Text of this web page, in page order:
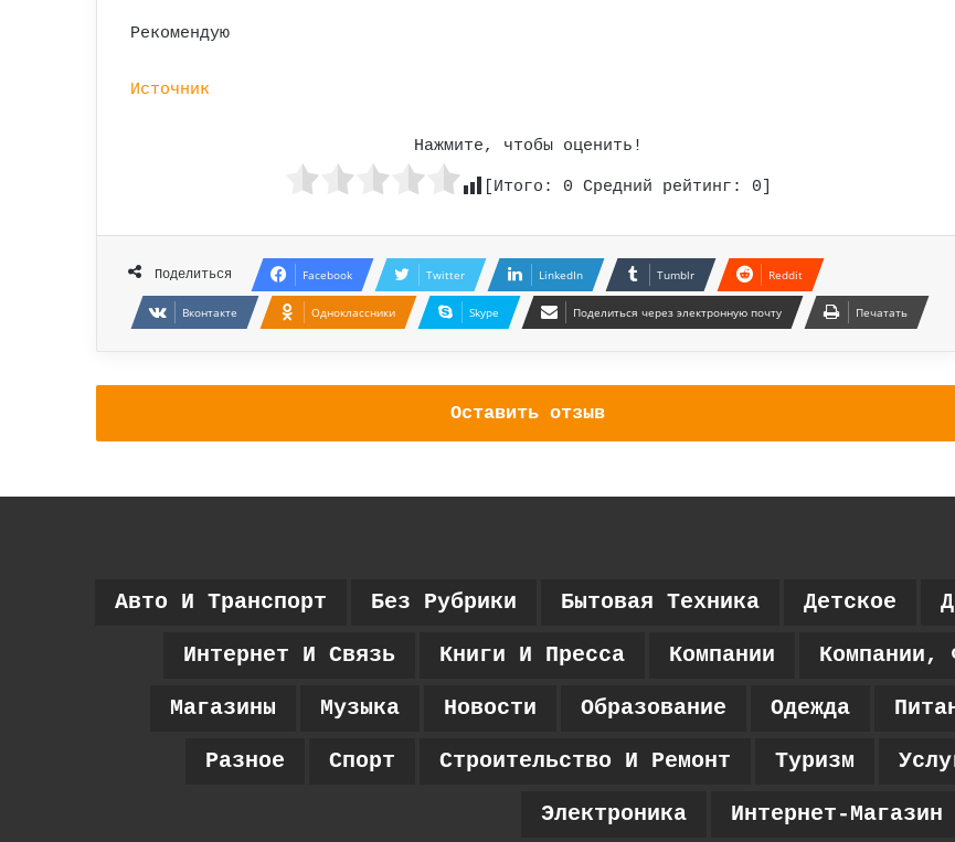
Рекомендую
Источник
Нажмите, чтобы оценить!
[Итого: 0 Средний рейтинг: 0
Поделиться Facebook Twitter LinkedIn Tumblr Reddit
Вконтакте Одноклассники Skype Поделиться через электронную почту Печатать
Оставить отзыв
Авто И Транспорт Без Рубрики Бытовая Техника Детское
Интернет И Связь Книги И Пресса Компании Компании,
Магазины Музыка Новости Образование Одежда
Разное Спорт Строительство И Ремонт Туризм
Электроника Интернет-Магазин